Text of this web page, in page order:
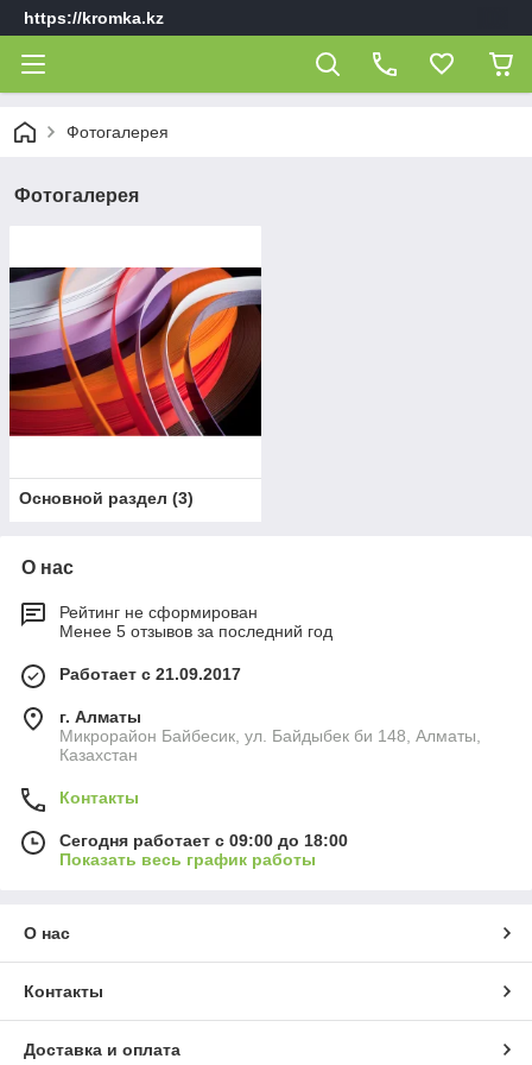
https://kromka.kz
Фотогалерея
Фотогалерея
Основной раздел (3)
О нас
Рейтинг не сформирован
Менее 5 отзывов за последний год
Работает с 21.09.2017
г. Алматы
Микрорайон Байбесик, ул. Байдыбек би 148, Алматы,
Казахстан
Контакты
Сегодня работает с 09:00 до 18:00
Показать весь график работы
О нас
Контакты
Доставка и оплата